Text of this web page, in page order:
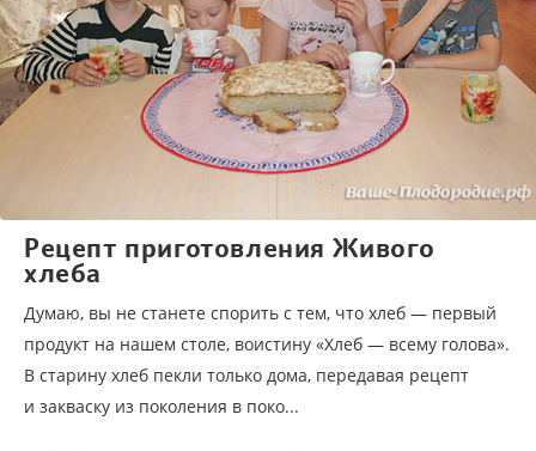
Рецепт приготовления Живого
хлеба
Думаю, вы не станете спорить с тем, что хлеб — первый
продукт на нашем столе, воистину «Хлеб — всему голова».
В старину хлеб пекли только дома, передавая рецепт
и закваску из поколения в поко...